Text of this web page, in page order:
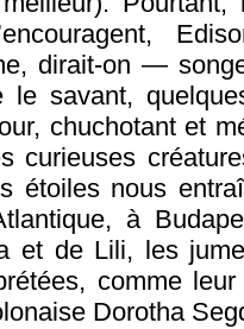
dirait-on —
le savant,
chuchotant et
curieuses
étoiles nous
à
et de Lili, les
comme
Dorotha